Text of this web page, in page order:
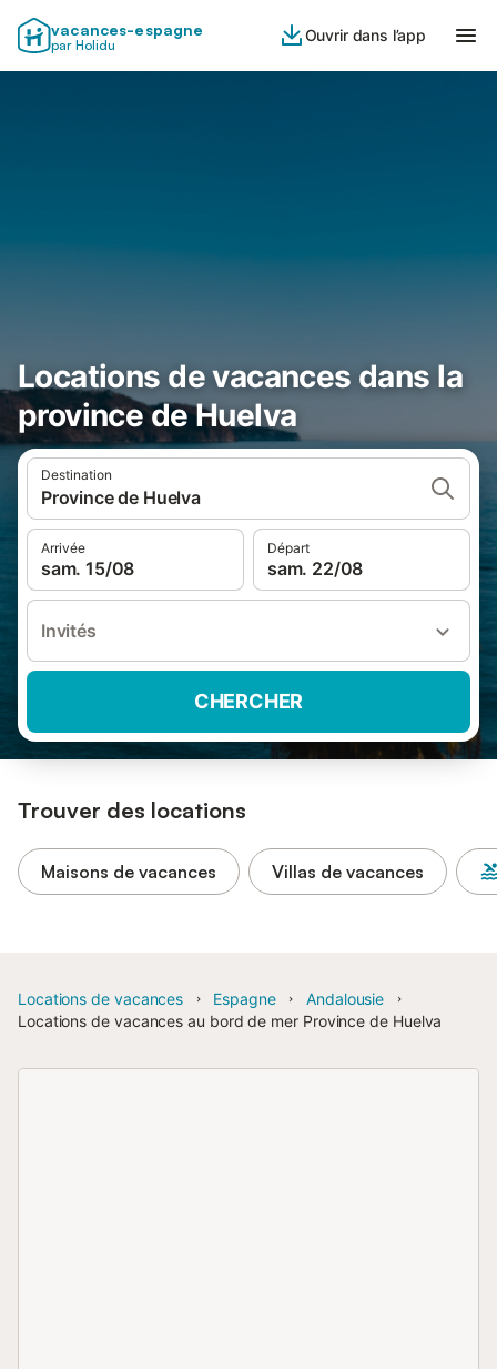
vacances-espagne
par Holidu
Ouvrir dans l’app
Locations de vacances dans la
province de Huelva
Destination
Province de Huelva
Arrivée
sam. 15/08
Départ
sam. 22/08
Invités
CHERCHER
Trouver des locations
Maisons de vacances Villas de vacances
Locations de vacances Espagne
Andalousie
Locations de vacances au bord de mer Province de Huelva